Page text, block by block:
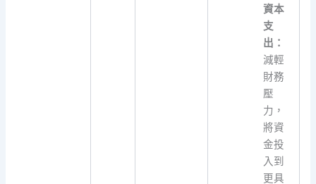
資本
支
出：
減輕
財務
壓
力，
將資
金投
入到
更具